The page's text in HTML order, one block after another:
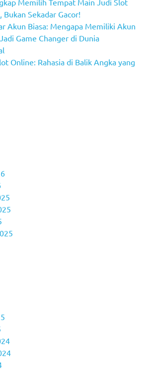
Bukan Sekadar Gacor!
Akun Biasa: Mengapa Memiliki Akun
Game Changer di Dunia
Online: Rahasia di Balik Angka yang